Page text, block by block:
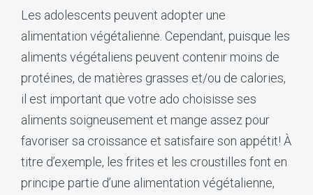
Les adolescents peuvent adopter une
alimentation végétalienne. Cependant, puisque les
aliments végétaliens peuvent contenir moins de
protéines, de matières grasses et/ou de calories,
il est important que votre ado choisisse ses
aliments soigneusement et mange assez pour
favoriser sa croissance et satisfaire son appétit! À
titre d’exemple, les frites et les croustilles font en
principe partie d’une alimentation végétalienne,